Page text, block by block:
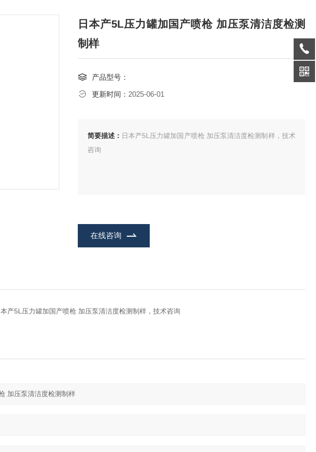
日本产5L压力罐加国产喷枪 加压泵清洁度检测
制样
产品型号：
更新时间： 2025-06-01
简要描述： 日本产5L压力罐加国产喷枪 加压泵清洁度检测制样，技术
咨询
在线咨询
产5L压力罐加国产喷枪 加压泵清洁度检测制样，技术咨询